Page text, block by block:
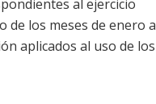
al ejercicio
de los meses de enero a
aplicados al uso de los